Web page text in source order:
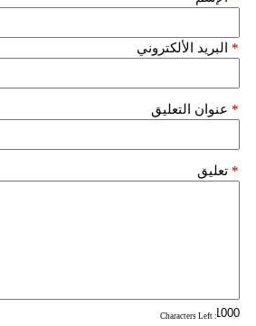
البريد الألكتروني *
عنوان التعليق *
تعليق *
: Characters Left